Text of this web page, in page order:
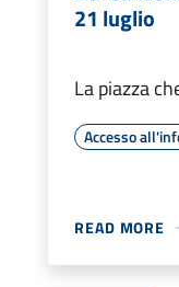
21 luglio
La piazza
Accesso
READ MORE